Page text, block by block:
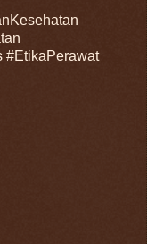
#EtikaPerawat